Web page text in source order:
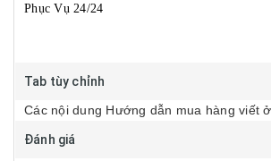
Phục Vụ 24/24
Tab tùy chỉnh
Các nội dung Hướng dẫn mua hàng viết
Đánh giá